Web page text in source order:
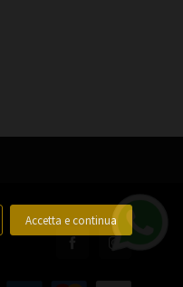
Accetta e continua